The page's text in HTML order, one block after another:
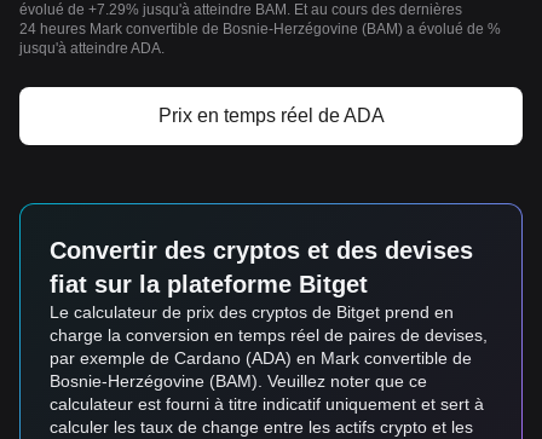
évolué de +7.29% jusqu'à atteindre BAM. Et au cours des dernières
24 heures Mark convertible de Bosnie-Herzégovine (BAM) a évolué de %
jusqu'à atteindre ADA.
Prix en temps réel de ADA
Convertir des cryptos et des devises
fiat sur la plateforme Bitget
Le calculateur de prix des cryptos de Bitget prend en
charge la conversion en temps réel de paires de devises,
par exemple de Cardano (ADA) en Mark convertible de
Bosnie-Herzégovine (BAM). Veuillez noter que ce
calculateur est fourni à titre indicatif uniquement et sert à
calculer les taux de change entre les actifs crypto et les